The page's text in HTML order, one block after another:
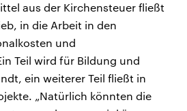
aus der Kirchensteuer fließt
in die Arbeit in den
und
Teil wird für Bildung und
ein weiterer Teil fließt in
„Natürlich könnten die